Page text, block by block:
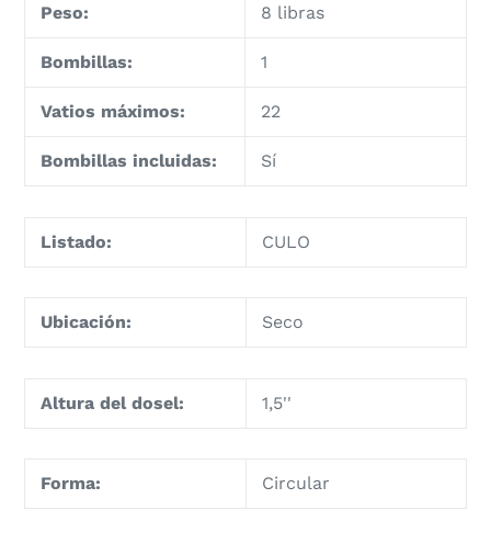
Peso: 8 libras
Bombillas: 1
Vatios máximos: 22
Bombillas incluidas: Sí
Listado: CULO
Ubicación: Seco
Altura del dosel: 1,5''
Forma: Circular